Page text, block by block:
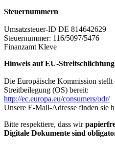
Steuernummern
Umsatzsteuer-ID DE 814642629
Steuernummer: 116/5097/5476
Finanzamt Kleve
Hinweis auf EU-Streitschlichtung
Die Europäische Kommission
Streitbeilegung (OS) bereit:
http://ec.europa.eu/consumers/odr/
Unsere E-Mail-Adresse finden sie
Bitte respektiere, dass wir
Digitale Dokumente sind